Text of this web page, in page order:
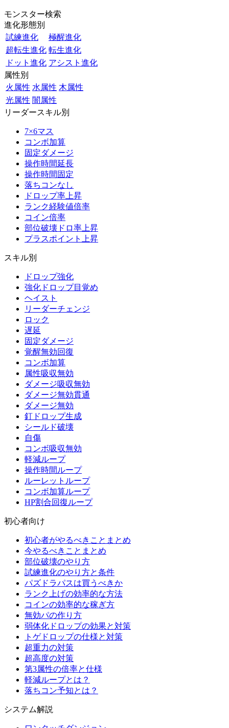
モンスター検索
進化形態別
試練進化
極醒進化
超転生進化 転生進化
ドット進化 アシスト進化
属性別
火属性 水属性 木属性
光属性 闇属性
リーダースキル別
7×6マス
コンボ加算
固定ダメージ
操作時間延長
操作時間固定
落ちコンなし
ドロップ率上昇
ランク経験値倍率
コイン倍率
部位破壊ドロ率上昇
プラスポイント上昇
スキル別
ドロップ強化
強化ドロップ目覚め
ヘイスト
リーダーチェンジ
ロック
遅延
固定ダメージ
覚醒無効回復
コンボ加算
属性吸収無効
ダメージ吸収無効
ダメージ無効貫通
ダメージ無効
釘ドロップ生成
シールド破壊
自傷
コンボ吸収無効
軽減ループ
操作時間ループ
ルーレットループ
コンボ加算ループ
HP割合回復ループ
初心者向け
初心者がやるべきことまとめ
今やるべきことまとめ
部位破壊のやり方
試練進化のやり方と条件
パズドラパスは買うべきか
ランク上げの効率的な方法
コインの効率的な稼ぎ方
無効パの作り方
弱体化ドロップの効果と対策
トゲドロップの仕様と対策
超重力の対策
超高度の対策
第3属性の倍率と仕様
軽減ループとは？
落ちコン予知とは？
システム解説